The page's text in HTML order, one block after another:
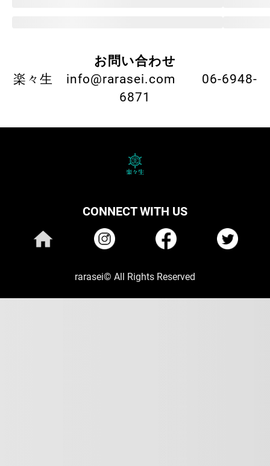
お問い合わせ
楽々生 info@rarasei.com 06-6948-
6871
CONNECT WITH US
rarasei© All Rights Reserved